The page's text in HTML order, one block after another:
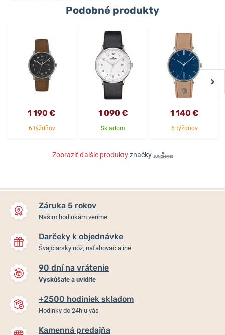
Podobné produkty
1 190 €
6 týždňov
1 090 €
Skladom
1 140 €
6 týždňov
Zobraziť ďalšie produktyznačky
Záruka 5 rokov
Našim hodinkám veríme
Darčeky k objednávke
Švajčiarsky nôž, naťahovač a iné
90 dní na vrátenie
Vyskúšate a uvidíte
+2500 hodiniek skladom
Hodinky do 24h u vás
Kamenná predajňa